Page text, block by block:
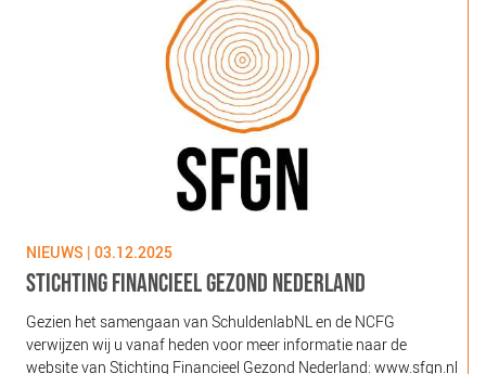
NIEUWS | 03.12.2025
STICHTING FINANCIEEL GEZOND NEDERLAND
Gezien het samengaan van SchuldenlabNL en de NCFG
verwijzen wij u vanaf heden voor meer informatie naar de
website van Stichting Financieel Gezond Nederland: www.sfgn.nl